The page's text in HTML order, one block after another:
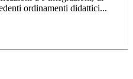
ordinamenti didattici...